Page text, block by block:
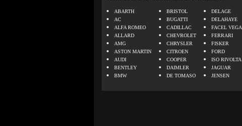
ABARTH
AC
ALFA ROMEO
ALLARD
AMG
ASTON MARTIN
AUDI
BENTLEY
BMW
BRISTOL
BUGATTI
CADILLAC
CHEVROLET
CHRYSLER
CITROEN
COOPER
DAIMLER
DE TOMASO
DELAGE
DELAHAYE
FACEL VEGA
FERRARI
FISKER
FORD
ISO RIVOLTA
JAGUAR
JENSEN